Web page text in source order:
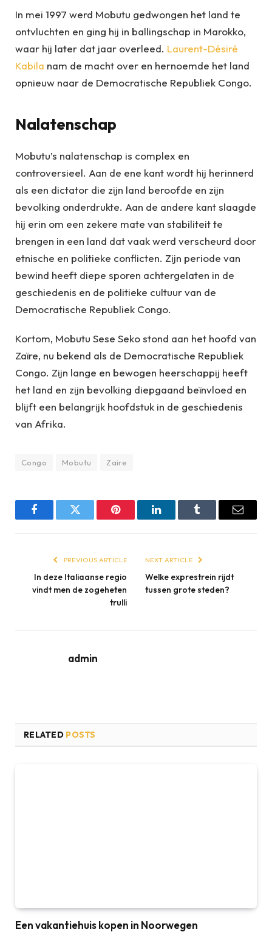
In mei 1997 werd Mobutu gedwongen het land te
ontvluchten en ging hij in ballingschap in Marokko,
waar hij later dat jaar overleed. Laurent-Désiré
Kabila nam de macht over en hernoemde het land
opnieuw naar de Democratische Republiek Congo.
Nalatenschap
Mobutu’s nalatenschap is complex en
controversieel. Aan de ene kant wordt hij herinnerd
als een dictator die zijn land beroofde en zijn
bevolking onderdrukte. Aan de andere kant slaagde
hij erin om een zekere mate van stabiliteit te
brengen in een land dat vaak werd verscheurd door
etnische en politieke conflicten. Zijn periode van
bewind heeft diepe sporen achtergelaten in de
geschiedenis en de politieke cultuur van de
Democratische Republiek Congo.
Kortom, Mobutu Sese Seko stond aan het hoofd van
Zaïre, nu bekend als de Democratische Republiek
Congo. Zijn lange en bewogen heerschappij heeft
het land en zijn bevolking diepgaand beïnvloed en
blijft een belangrijk hoofdstuk in de geschiedenis
van Afrika.
Congo Mobutu Zaire
FacebookTwitter Pinterest LinkedInTumblr Email
PREVIOUS ARTICLE
In deze Italiaanse regio
vindt men de zogeheten
trulli
NEXT ARTICLE
Welke exprestrein rijdt
tussen grote steden?
admin
RELATED POSTS
Een vakantiehuis kopen in Noorwegen